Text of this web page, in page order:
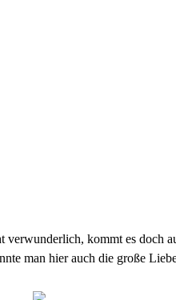
verwunderlich, kommt es doch
man hier auch die große